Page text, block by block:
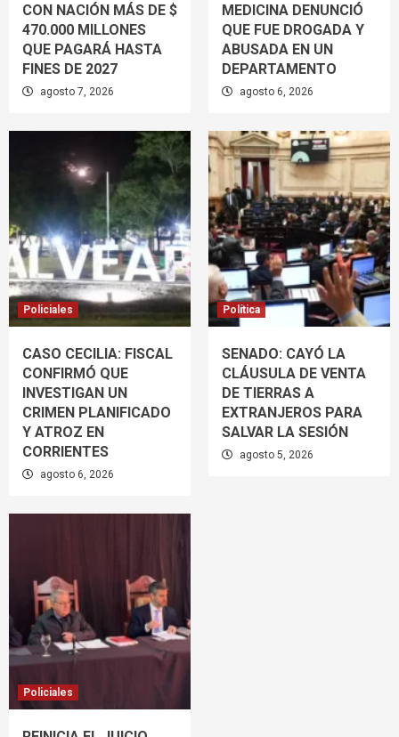
CON NACIÓN MÁS DE $
470.000 MILLONES
QUE PAGARÁ HASTA
FINES DE 2027
agosto 7, 2026
MEDICINA DENUNCIÓ
QUE FUE DROGADA Y
ABUSADA EN UN
DEPARTAMENTO
agosto 6, 2026
Policiales
CASO CECILIA: FISCAL
CONFIRMÓ QUE
INVESTIGAN UN
CRIMEN PLANIFICADO
Y ATROZ EN
CORRIENTES
agosto 6, 2026
Política
SENADO: CAYÓ LA
CLÁUSULA DE VENTA
DE TIERRAS A
EXTRANJEROS PARA
SALVAR LA SESIÓN
agosto 5, 2026
Policiales